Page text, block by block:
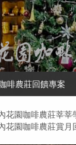
啡農莊回饋專案
花園咖啡農莊莘莘
花園咖啡農莊賞月